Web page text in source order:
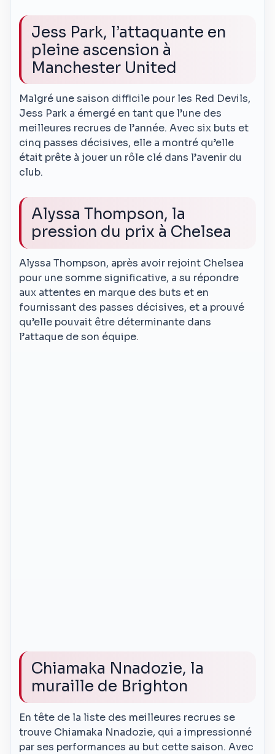
Jess Park, l’attaquante en
pleine ascension à
Manchester United
Malgré une saison difficile pour les Red Devils,
Jess Park a émergé en tant que l’une des
meilleures recrues de l’année. Avec six buts et
cinq passes décisives, elle a montré qu’elle
était prête à jouer un rôle clé dans l’avenir du
club.
Alyssa Thompson, la
pression du prix à Chelsea
Alyssa Thompson, après avoir rejoint Chelsea
pour une somme significative, a su répondre
aux attentes en marque des buts et en
fournissant des passes décisives, et a prouvé
qu’elle pouvait être déterminante dans
l’attaque de son équipe.
Chiamaka Nnadozie, la
muraille de Brighton
En tête de la liste des meilleures recrues se
trouve Chiamaka Nnadozie, qui a impressionné
par ses performances au but cette saison. Avec